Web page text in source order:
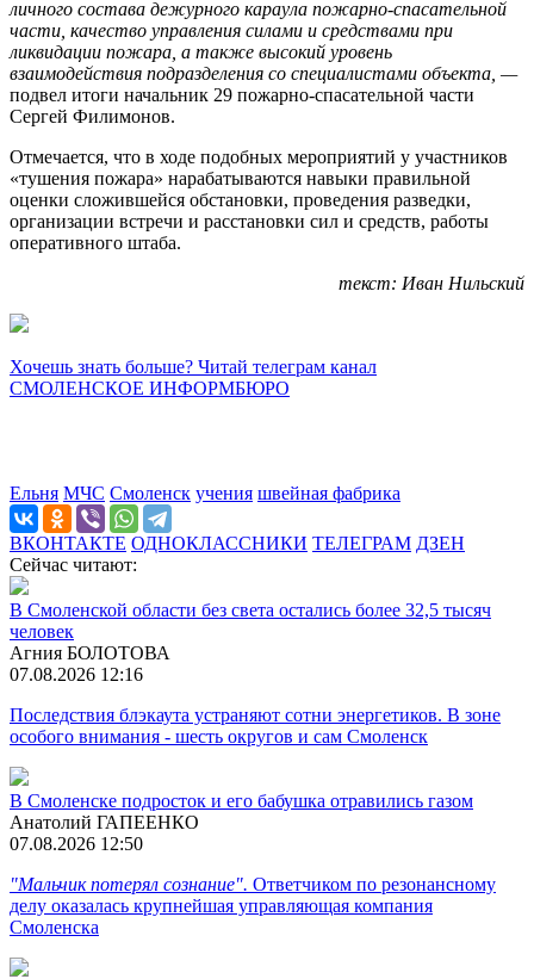
личного состава дежурного караула пожарно-спасательной
части, качество управления силами и средствами при
ликвидации пожара, а также высокий уровень
взаимодействия подразделения со специалистами объекта, —
подвел итоги начальник 29 пожарно-спасательной части
Сергей Филимонов.
Отмечается, что в ходе подобных мероприятий у участников
«тушения пожара» нарабатываются навыки правильной
оценки сложившейся обстановки, проведения разведки,
организации встречи и расстановки сил и средств, работы
оперативного штаба.
текст: Иван Нильский
Хочешь знать больше? Читай телеграм канал
СМОЛЕНСКОЕ ИНФОРМБЮРО
Ельня МЧС Смоленск учения швейная фабрика
ВКОНТАКТЕ ОДНОКЛАССНИКИ ТЕЛЕГРАМ ДЗЕН
Сейчас читают:
В Смоленской области без света остались более 32,5 тысяч
человек
Агния БОЛОТОВА
07.08.2026 12:16
Последствия блэкаута устраняют сотни энергетиков. В зоне
особого внимания - шесть округов и сам Смоленск
В Смоленске подросток и его бабушка отравились газом
Анатолий ГАПЕЕНКО
07.08.2026 12:50
"Мальчик потерял сознание". Ответчиком по резонансному
делу оказалась крупнейшая управляющая компания
Смоленска